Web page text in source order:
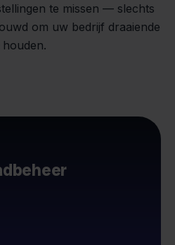
te missen — slechts
om uw bedrijf draaiende
houden.